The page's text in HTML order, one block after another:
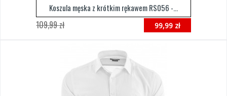
Koszula męska z krótkim rękawem RS056 -...
99,99 zł
109,99 zł